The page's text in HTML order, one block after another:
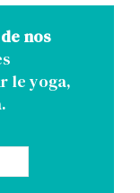
nos
le yoga,